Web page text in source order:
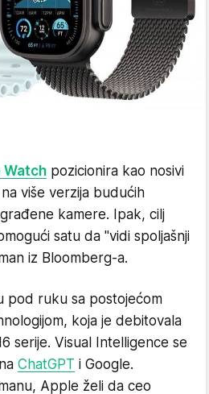
Watch pozicionira kao nosivi
više verzija budućih
kamere. Ipak, cilj
satu da "vidi spoljašnji
iz Bloomberg-a.
pod ruku sa postojećom
koja je debitovala
serije. Visual Intelligence se
ChatGPT i Google.
Apple želi da ceo